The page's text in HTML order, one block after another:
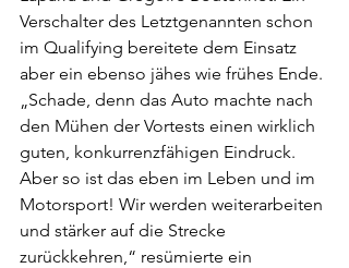
Verschalter des Letztgenannten schon
im Qualifying bereitete dem Einsatz
aber ein ebenso jähes wie frühes Ende.
„Schade, denn das Auto machte nach
den Mühen der Vortests einen wirklich
guten, konkurrenzfähigen Eindruck.
Aber so ist das eben im Leben und im
Motorsport! Wir werden weiterarbeiten
und stärker auf die Strecke
zurückkehren,“ resümierte ein